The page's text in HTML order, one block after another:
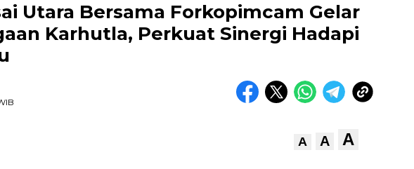
Utara Bersama Forkopimcam Gelar
Karhutla, Perkuat Sinergi Hadapi
A A A